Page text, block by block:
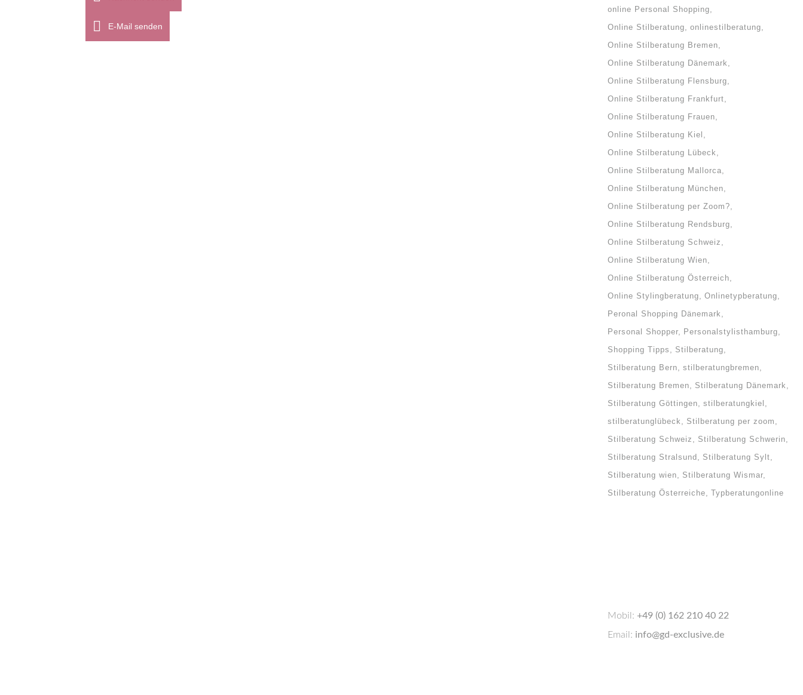
online Personal Shopping
Online Stilberatung
onlinestilberatung
Online Stilberatung Bremen
Online Stilberatung Dänemark
Online Stilberatung Flensburg
Online Stilberatung Frankfurt
Online Stilberatung Frauen
Online Stilberatung Kiel
Online Stilberatung Lübeck
Online Stilberatung Mallorca
Online Stilberatung München
Online Stilberatung per Zoom?
Online Stilberatung Rendsburg
Online Stilberatung Schweiz
Online Stilberatung Wien
Online Stilberatung Österreich
Online Stylingberatung
Onlinetypberatung
Peronal Shopping Dänemark
Personal Shopper
Personalstylisthamburg
Shopping Tipps
Stilberatung
Stilberatung Bern
stilberatungbremen
Stilberatung Bremen
Stilberatung Dänemark
Stilberatung Göttingen
stilberatungkiel
stilberatunglübeck
Stilberatung per zoom
Stilberatung Schweiz
Stilberatung Schwerin
Stilberatung Stralsund
Stilberatung Sylt
Stilberatung wien
Stilberatung Wismar
Stilberatung Österreiche
Typberatungonline
Mobil: +49 (0) 162 210 40 22
Email: info@gd-exclusive.de
E-Mail senden